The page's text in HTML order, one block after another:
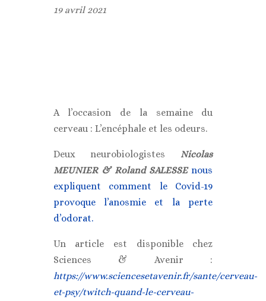
19 avril 2021
A l’occasion de la semaine du
cerveau : L’encéphale et les odeurs.
Deux neurobiologistes Nicolas
MEUNIER & Roland SALESSE nous
expliquent comment le Covid-19
provoque l’anosmie et la perte
d’odorat.
Un article est disponible chez
Sciences & Avenir :
https://www.sciencesetavenir.fr/sante/cerveau-
et-psy/twitch-quand-le-cerveau-